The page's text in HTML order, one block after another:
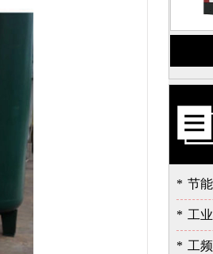
*
*
*